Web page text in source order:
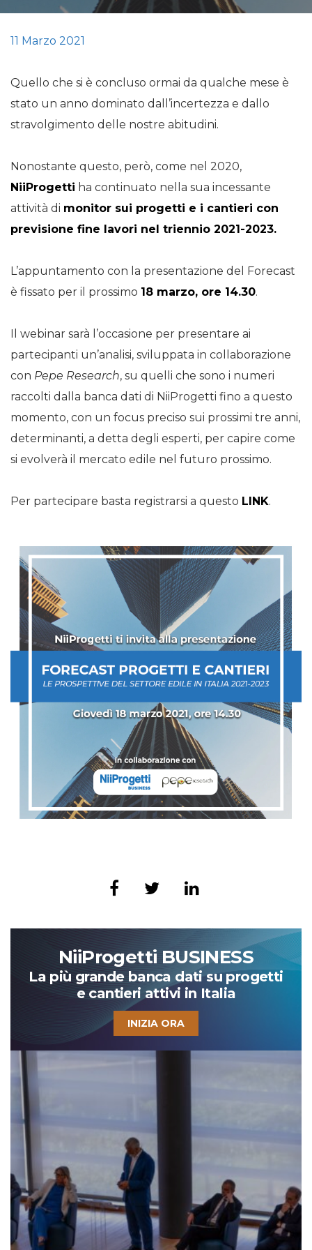
11 Marzo 2021
Quello che si è concluso ormai da qualche mese è
stato un anno dominato dall’incertezza e dallo
stravolgimento delle nostre abitudini.
Nonostante questo, però, come nel 2020,
NiiProgetti ha continuato nella sua incessante
attività di monitor sui progetti e i cantieri con
previsione fine lavori nel triennio 2021-2023.
L’appuntamento con la presentazione del Forecast
è fissato per il prossimo 18 marzo, ore 14.30.
Il webinar sarà l’occasione per presentare ai
partecipanti un’analisi, sviluppata in collaborazione
con Pepe Research, su quelli che sono i numeri
raccolti dalla banca dati di NiiProgetti fino a questo
momento, con un focus preciso sui prossimi tre anni,
determinanti, a detta degli esperti, per capire come
si evolverà il mercato edile nel futuro prossimo.
Per partecipare basta registrarsi a questo LINK.
NiiProgetti BUSINESS
La più grande banca dati su progetti
e cantieri attivi in Italia
INIZIA ORA